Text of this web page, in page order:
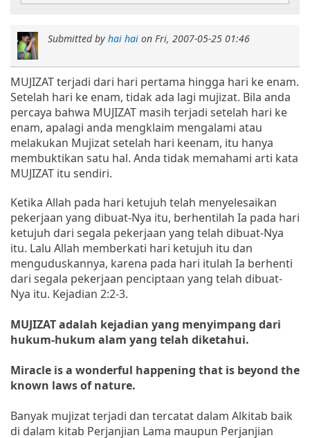
Submitted by hai hai on Fri, 2007-05-25 01:46
MUJIZAT terjadi dari hari pertama hingga hari ke enam.
Setelah hari ke enam, tidak ada lagi mujizat. Bila anda
percaya bahwa MUJIZAT masih terjadi setelah hari ke
enam, apalagi anda mengklaim mengalami atau
melakukan Mujizat setelah hari keenam, itu hanya
membuktikan satu hal. Anda tidak memahami arti kata
MUJIZAT itu sendiri.
Ketika Allah pada hari ketujuh telah menyelesaikan
pekerjaan yang dibuat-Nya itu, berhentilah Ia pada hari
ketujuh dari segala pekerjaan yang telah dibuat-Nya
itu. Lalu Allah memberkati hari ketujuh itu dan
menguduskannya, karena pada hari itulah Ia berhenti
dari segala pekerjaan penciptaan yang telah dibuat-
Nya itu. Kejadian 2:2-3.
MUJIZAT adalah kejadian yang menyimpang dari
hukum-hukum alam yang telah diketahui.
Miracle is a wonderful happening that is beyond the
known laws of nature.
Banyak mujizat terjadi dan tercatat dalam Alkitab baik
di dalam kitab Perjanjian Lama maupun Perjanjian